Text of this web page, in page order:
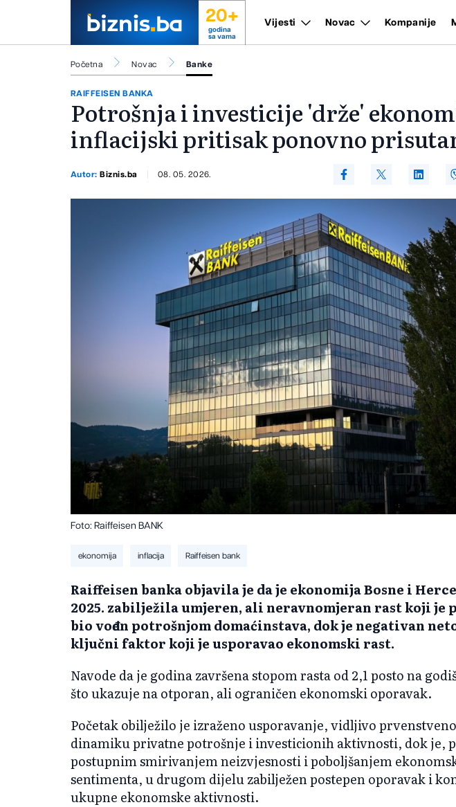
20+
godina
sa vama
Vijesti Novac Kompanije
Početna Novac Banke
RAIFFEISEN BANKA
Potrošnja i investicije 'drže'
inflacijski pritisak ponovno
Autor:Biznis.ba 08. 05. 2026.
Foto: Raiffeisen BANK
ekonomija inflacija Raiffeisen bank
Raiffeisen banka objavila je da je ekonomija Bosne i
2025. zabilježila umjeren, ali neravnomjeran rast koji je
bio vođen potrošnjom domaćinstava, dok je negativan
ključni faktor koji je usporavao ekonomski rast.
Navode da je godina završena stopom rasta od 2,1 posto na
što ukazuje na otporan, ali ograničen ekonomski oporavak.
Početak obilježilo je izraženo usporavanje, vidljivo
dinamiku privatne potrošnje i investicionih aktivnosti, dok je,
postupnim smirivanjem neizvjesnosti i poboljšanjem
sentimenta, u drugom dijelu zabilježen postepen oporavak i
ukupne ekonomske aktivnosti.